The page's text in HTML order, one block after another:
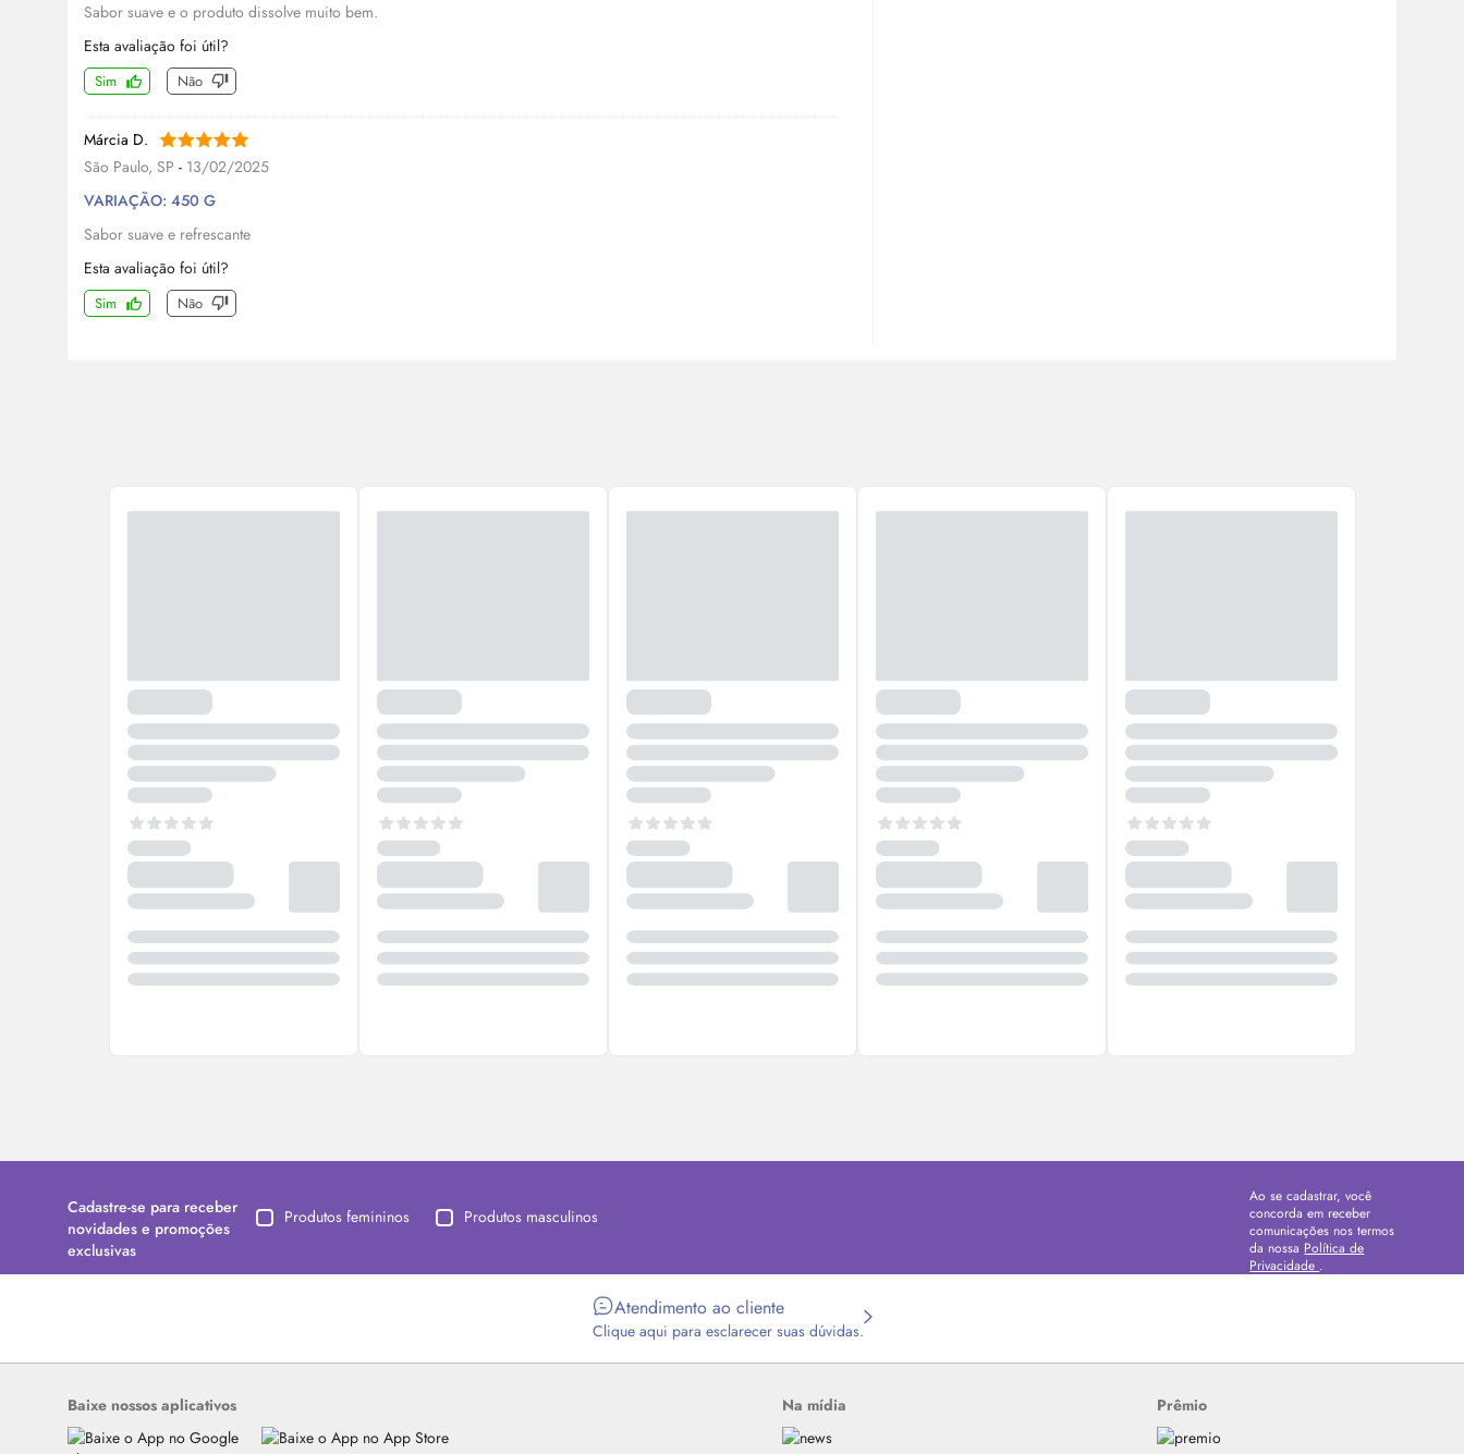
Sabor suave e o produto dissolve muito bem.
Esta avaliação foi útil?
Sim Não
Márcia D.
São Paulo, SP - 13/02/2025
VARIAÇÃO: 450 G
Sabor suave e refrescante
Esta avaliação foi útil?
Sim Não
Cadastre-se para receber
novidades e promoções
exclusivas
Produtos femininos Produtos masculinos
Ao se cadastrar, você
concorda em receber
comunicações nos termos
da nossa Política de
Privacidade .
Atendimento ao cliente
Clique aqui para esclarecer suas dúvidas.
Baixe nossos aplicativos Na mídia Prêmio